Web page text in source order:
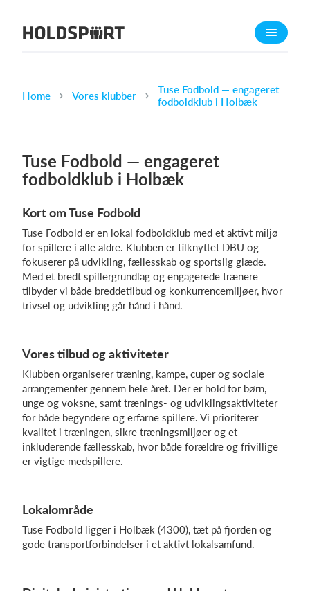
Om Holdsport
Karriere
Funktioner
Kalender
Webshop
Billetsystem
Hvad koster det?
Log på
Home Vores klubber
Tuse Fodbold — engageret
fodboldklub i Holbæk
Tuse Fodbold — engageret
fodboldklub i Holbæk
Kort om Tuse Fodbold
Tuse Fodbold er en lokal fodboldklub med et aktivt miljø
for spillere i alle aldre. Klubben er tilknyttet DBU og
fokuserer på udvikling, fællesskab og sportslig glæde.
Med et bredt spillergrundlag og engagerede trænere
tilbyder vi både breddetilbud og konkurrencemiljøer, hvor
trivsel og udvikling går hånd i hånd.
Vores tilbud og aktiviteter
Klubben organiserer træning, kampe, cuper og sociale
arrangementer gennem hele året. Der er hold for børn,
unge og voksne, samt trænings‑ og udviklingsaktiviteter
for både begyndere og erfarne spillere. Vi prioriterer
kvalitet i træningen, sikre træningsmiljøer og et
inkluderende fællesskab, hvor både forældre og frivillige
er vigtige medspillere.
Lokalområde
Tuse Fodbold ligger i Holbæk (4300), tæt på fjorden og
gode transportforbindelser i et aktivt lokalsamfund.